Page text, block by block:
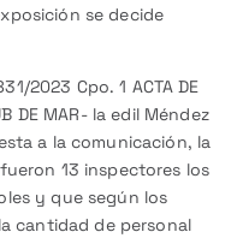
se decide
2023 Cpo. 1 ACTA DE
DE MAR- la edil Méndez
a la comunicación, la
13 inspectores los
y que según los
cantidad de personal